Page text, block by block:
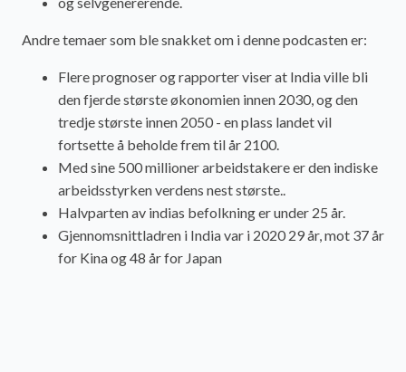
Andre temaer som ble snakket om i denne podcasten er:
Flere prognoser og rapporter viser at India ville bli
den fjerde største økonomien innen 2030, og den
tredje største innen 2050 - en plass landet vil
fortsette å beholde frem til år 2100.
Med sine 500 millioner arbeidstakere er den indiske
arbeidsstyrken verdens nest største..
Halvparten av indias befolkning er under 25 år.
Gjennomsnittladren i India var i 2020 29 år, mot 37 år
for Kina og 48 år for Japan